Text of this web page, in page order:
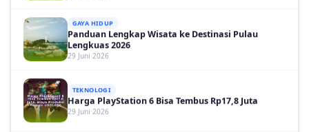
Lengkuas 2026
29 Juni 2026
Harga PlayStation 6 Bisa Tembus Rp17,8 Juta
29 Juni 2026